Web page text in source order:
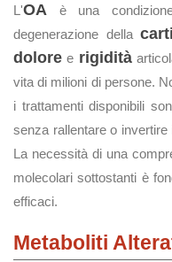
L'OA è una
degenerazione della
dolore e rigidità
vita di milioni di persone.
i trattamenti disponibili
senza rallentare o
La necessità di una
molecolari sottostanti è
efficaci.
Metaboliti